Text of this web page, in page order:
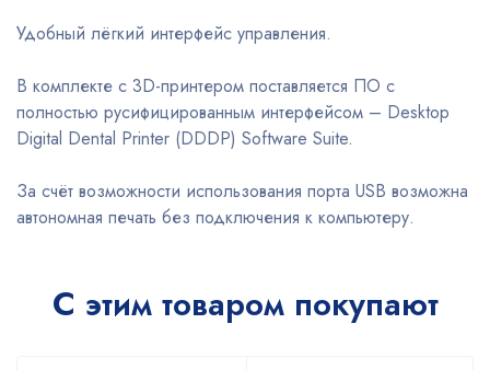
Удобный лёгкий интерфейс управления.
В комплекте с 3D-принтером поставляется ПО с
полностью русифицированным интерфейсом – Desktop
Digital Dental Printer (DDDP) Software Suite.
За счёт возможности использования порта USB возможна
автономная печать без подключения к компьютеру.
С этим товаром покупают